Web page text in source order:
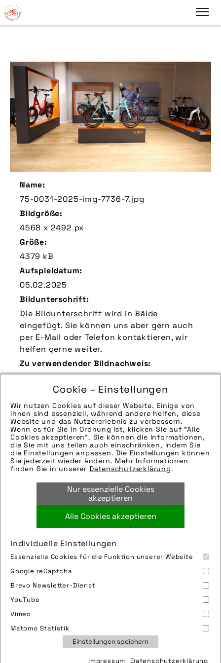
Cookie – Einstellungen
Wir nutzen Cookies auf dieser Website. Einige von
ihnen sind essenziell, während andere helfen, diese
Website und das Nutzererlebnis zu verbessern.
Wenn es für Sie in Ordnung ist, klicken Sie auf "Alle
Cookies akzeptieren". Sie können die Informationen,
die Sie mit uns teilen auch einschränken, indem Sie
die Einstellungen anpassen. Die Einstellungen können
Sie jederzeit wieder ändern. Mehr Informationen
finden Sie in unserer Datenschutzerklärung.
Nur essenzielle Cookies
akzeptieren
Alle Cookies akzeptieren
Individuelle Einstellungen
Essenzielle Cookies für die Funktion unserer Website
Google reCaptcha
Brevo Newsletter-Dienst
YouTube
Vimeo
Matomo Statistik
Einstellungen speichern
Impressum Datenschutzerklärung
Name:
75-0031-2025-img-7736-7.jpg
Bildgröße:
4568 x 2492 px
Größe:
4379 kB
Aufspieldatum:
05.02.2025
Bildunterschrift:
Die Bildunterschrift wird in Bälde
eingefügt. Sie können uns aber gern auch
per E-Mail oder Telefon kontaktieren, wir
helfen gerne weiter.
Zu verwendender Bildnachweis:
Quelle/Source: „www.isy.de | pd-f“
Technik-Info:
Hinweise zur weiteren Recherche:
Modellname: E5 ZR F CX Century
Hersteller: i:SY
Tags:
ausstellung,e-bike,e-kompaktbike,
fachhandel,handel,i:sy_gmbh_&_co.kg
kompaktbike,kompaktrad,motor,
showroom,verkauf
Bild downloaden
Nutzungsbedingungen
Datenschutz
Cookies